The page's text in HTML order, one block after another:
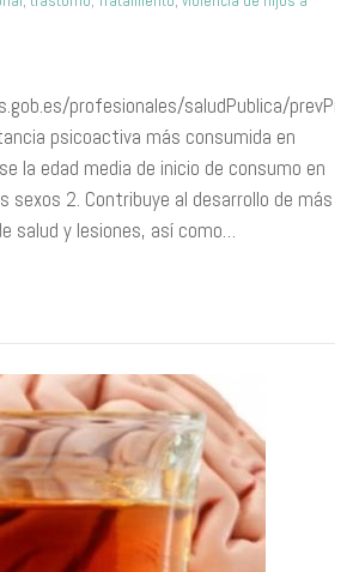
profesionales/saludPublica/
psicoactiva más consumida en
la edad media de inicio de consumo en
sexos 2. Contribuye al desarrollo de más
salud y lesiones, así como…